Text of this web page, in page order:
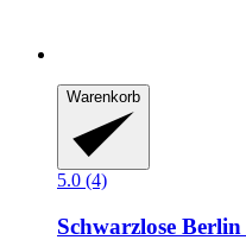
Warenkorb
5.0 (4)
Schwarzlose Berlin